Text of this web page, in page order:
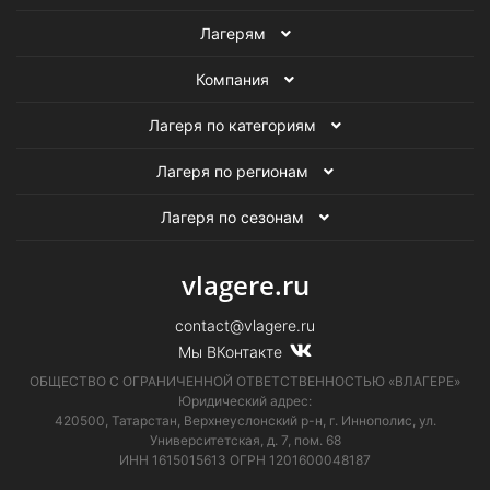
Лагерям
Компания
Лагеря по категориям
Лагеря по регионам
Лагеря по сезонам
vlagere.ru
contact@vlagere.ru
Мы ВКонтакте
ОБЩЕСТВО С ОГРАНИЧЕННОЙ ОТВЕТСТВЕННОСТЬЮ «ВЛАГЕРЕ»
Юридический адрес:
420500, Татарстан, Верхнеуслонский р-н, г. Иннополис, ул.
Университетская, д. 7, пом. 68
ИНН 1615015613 ОГРН 1201600048187